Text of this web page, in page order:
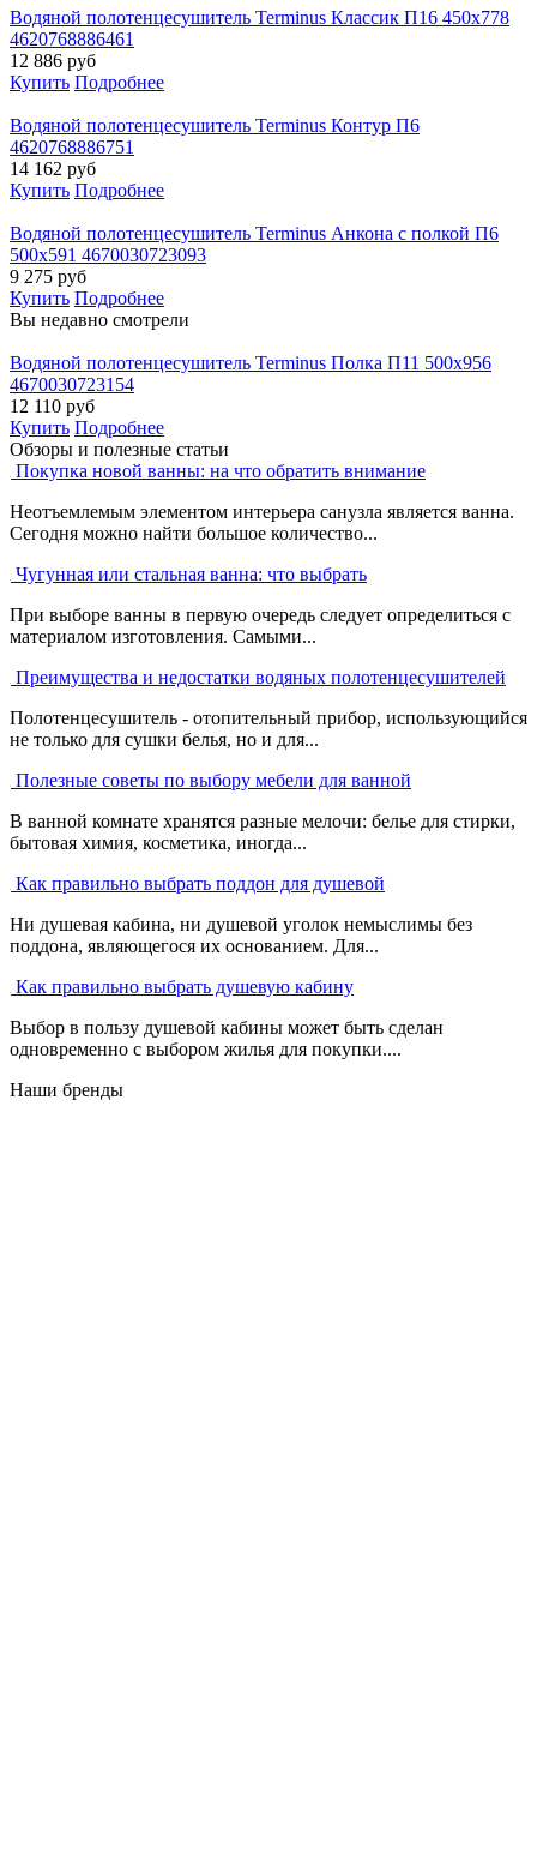
Водяной полотенцесушитель Terminus Классик П16 450х778
4620768886461
12 886 руб
Купить Подробнее
Водяной полотенцесушитель Terminus Контур П6
4620768886751
14 162 руб
Купить Подробнее
Водяной полотенцесушитель Terminus Анкона с полкой П6
500x591 4670030723093
9 275 руб
Купить Подробнее
Вы недавно смотрели
Водяной полотенцесушитель Terminus Полка П11 500х956
4670030723154
12 110 руб
Купить Подробнее
Обзоры и полезные статьи
Покупка новой ванны: на что обратить внимание
Неотъемлемым элементом интерьера санузла является ванна.
Сегодня можно найти большое количество...
Чугунная или стальная ванна: что выбрать
При выборе ванны в первую очередь следует определиться с
материалом изготовления. Самыми...
Преимущества и недостатки водяных полотенцесушителей
Полотенцесушитель - отопительный прибор, использующийся
не только для сушки белья, но и для...
Полезные советы по выбору мебели для ванной
В ванной комнате хранятся разные мелочи: белье для стирки,
бытовая химия, косметика, иногда...
Как правильно выбрать поддон для душевой
Ни душевая кабина, ни душевой уголок немыслимы без
поддона, являющегося их основанием. Для...
Как правильно выбрать душевую кабину
Выбор в пользу душевой кабины может быть сделан
одновременно с выбором жилья для покупки....
Наши бренды